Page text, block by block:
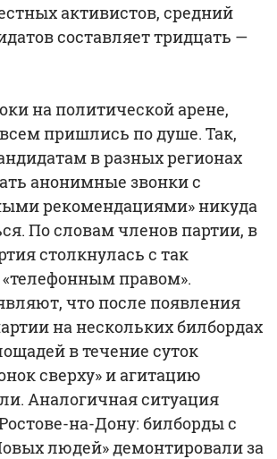
активистов, средний
составляет тридцать —
на политической арене,
пришлись по душе. Так,
в разных регионах
анонимные звонки с
рекомендациями» никуда
По словам членов партии, в
столкнулась с так
правом».
что после появления
на нескольких билбордах
в течение суток
сверху» и агитацию
Аналогичная ситуация
на-Дону: билборды с
людей» демонтировали за